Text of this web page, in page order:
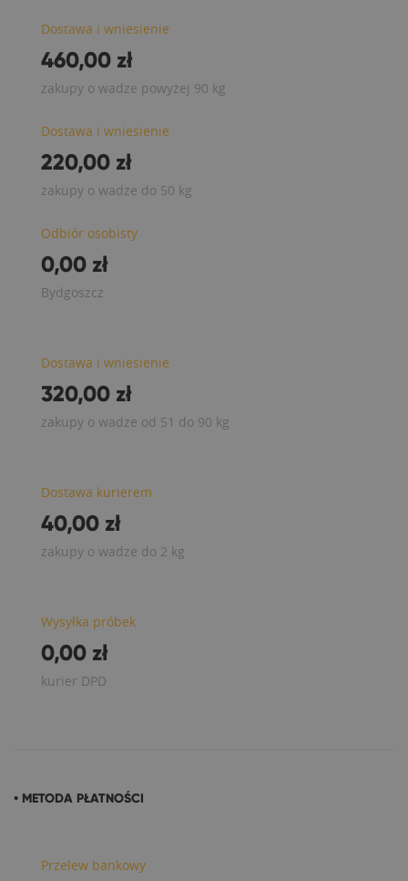
Dostawa i wniesienie
460,00 zł
zakupy o wadze powyżej 90 kg
Dostawa i wniesienie
220,00 zł
zakupy o wadze do 50 kg
Odbiór osobisty
0,00 zł
Bydgoszcz
Dostawa i wniesienie
320,00 zł
zakupy o wadze od 51 do 90 kg
Dostawa kurierem
40,00 zł
zakupy o wadze do 2 kg
Wysyłka próbek
0,00 zł
kurier DPD
• METODA PŁATNOŚCI
Przelew bankowy